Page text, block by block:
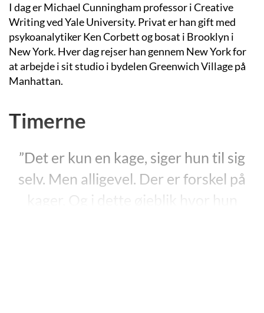
I dag er Michael Cunningham professor i Creative
Writing ved Yale University. Privat er han gift med
psykoanalytiker Ken Corbett og bosat i Brooklyn i
New York. Hver dag rejser han gennem New York for
at arbejde i sit studio i bydelen Greenwich Village på
Manhattan.
Timerne
”Det er kun en kage, siger hun til sig
selv. Men alligevel. Der er forskel på
kager. Og i dette øjeblik hvor hun